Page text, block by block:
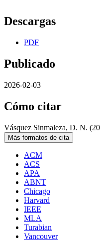
Descargas
PDF
Publicado
2026-02-03
Cómo citar
Vásquez Sinmaleza, D. N.
Más formatos de cita
ACM
ACS
APA
ABNT
Chicago
Harvard
IEEE
MLA
Turabian
Vancouver